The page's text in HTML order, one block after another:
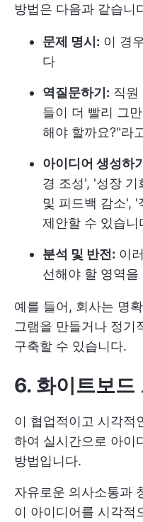
방법은 다음과 같습니
문제 명시: 이 경
다
역질문하기: 직원
들이 더 빨리 그
해야 할까요?"라
아이디어 생성하
경 조성', '성장 기
및 피드백 감소',
제안할 수 있습니
분석 및 반전: 이
선해야 할 영역을
예를 들어, 회사는 명
그램을 만들거나 정기
구축할 수 있습니다.
6. 화이트보드
이 협업적이고 시각적
하여 실시간으로 아이
방법입니다.
자유로운 의사소통과
이 아이디어를 시각적